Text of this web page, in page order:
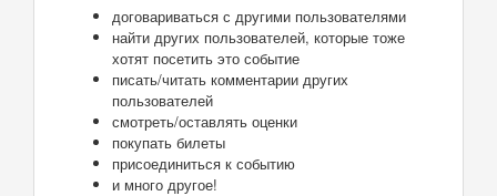
договариваться с другими пользователями
найти других пользователей, которые тоже
хотят посетить это событие
писать/читать комментарии других
пользователей
смотреть/оставлять оценки
покупать билеты
присоединиться к событию
и много другое!